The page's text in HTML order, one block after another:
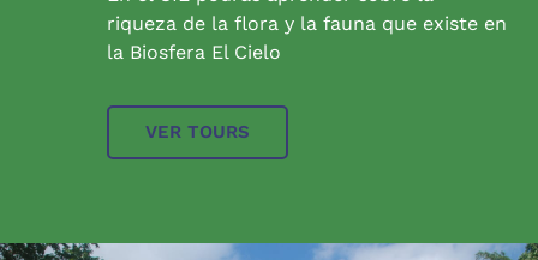
riqueza de la flora y la fauna que existe en
la Biosfera El Cielo
VER TOURS